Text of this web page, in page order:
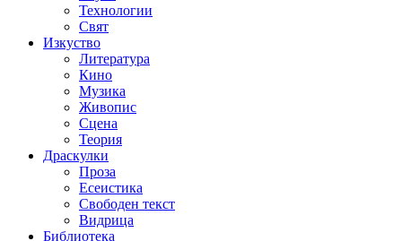
Технологии
Свят
Изкуство
Литература
Кино
Музика
Живопис
Сцена
Теория
Драскулки
Проза
Есеистика
Свободен текст
Видрица
Библиотека